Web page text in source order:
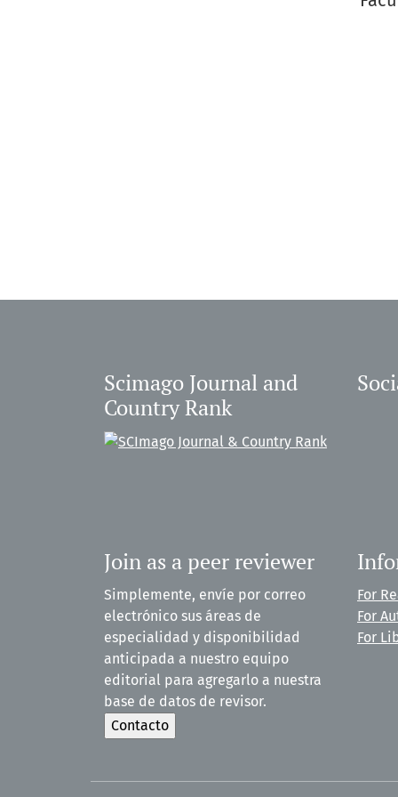
Scimago Journal and
Country Rank
Join as a peer reviewer
Simplemente, envíe por correo
electrónico sus áreas de
especialidad y disponibilidad
anticipada a nuestro equipo
editorial para agregarlo a nuestra
base de datos de revisor.
For
For
For